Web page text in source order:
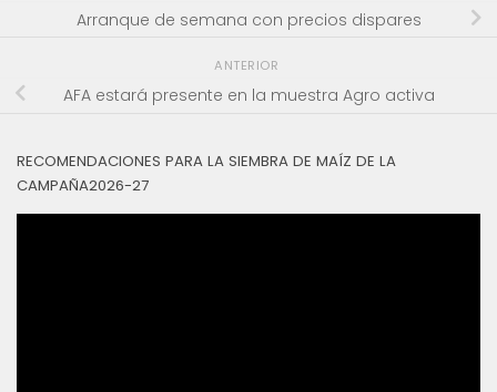
Arranque de semana con precios dispares
ANTERIOR
AFA estará presente en la muestra Agro activa
RECOMENDACIONES PARA LA SIEMBRA DE MAÍZ DE LA
CAMPAÑA2026-27